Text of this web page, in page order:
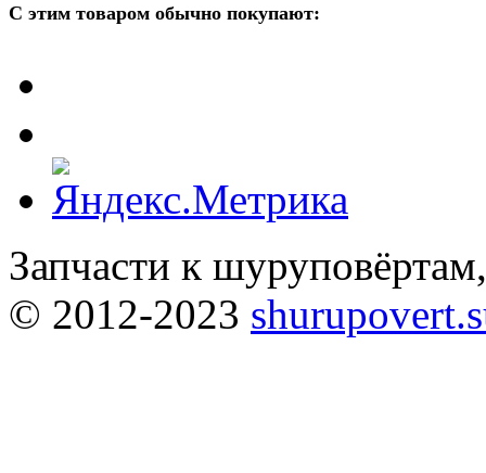
С этим товаром обычно покупают:
Запчасти к
© 2012-2023